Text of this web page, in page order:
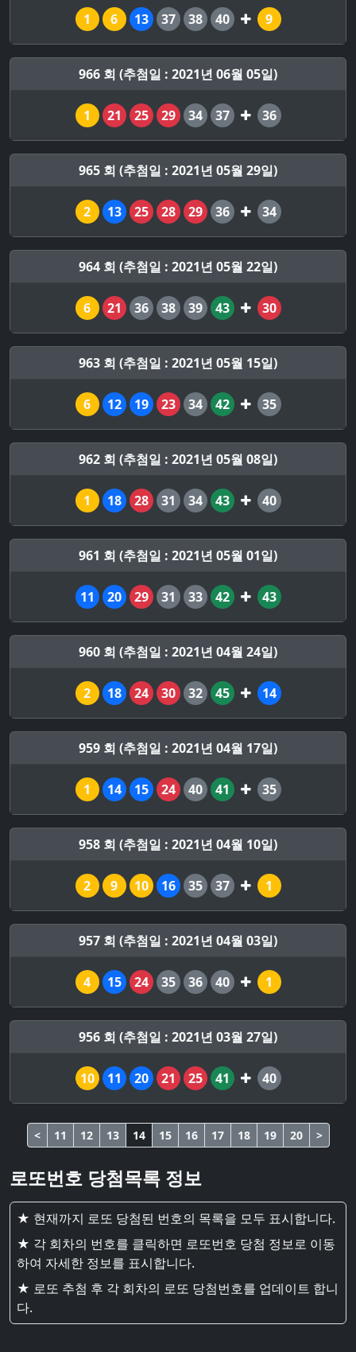
1 6 13 37 38 40 9
966 회 (추첨일 : 2021년 06월 05일)
1 21 25 29 34 37 36
965 회 (추첨일 : 2021년 05월 29일)
2 13 25 28 29 36 34
964 회 (추첨일 : 2021년 05월 22일)
6 21 36 38 39 43 30
963 회 (추첨일 : 2021년 05월 15일)
6 12 19 23 34 42 35
962 회 (추첨일 : 2021년 05월 08일)
1 18 28 31 34 43 40
961 회 (추첨일 : 2021년 05월 01일)
11 20 29 31 33 42 43
960 회 (추첨일 : 2021년 04월 24일)
2 18 24 30 32 45 14
959 회 (추첨일 : 2021년 04월 17일)
1 14 15 24 40 41 35
958 회 (추첨일 : 2021년 04월 10일)
2 9 10 16 35 37 1
957 회 (추첨일 : 2021년 04월 03일)
4 15 24 35 36 40 1
956 회 (추첨일 : 2021년 03월 27일)
10 11 20 21 25 41 40
< 11 12 13 14 15 16 17 18 19 20 >
로또번호 당첨목록 정보
★ 현재까지 로또 당첨된 번호의 목록을 모두 표시합니다.
★ 각 회차의 번호를 클릭하면 로또번호 당첨 정보로 이동
하여 자세한 정보를 표시합니다.
★ 로또 추첨 후 각 회차의 로또 당첨번호를 업데이트 합니
다.